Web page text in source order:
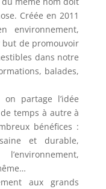
Créée en 2011
environnement,
but de promouvoir
dans notre
balades,
partage l’idée
temps à autre à
bénéfices :
et durable,
aux grands